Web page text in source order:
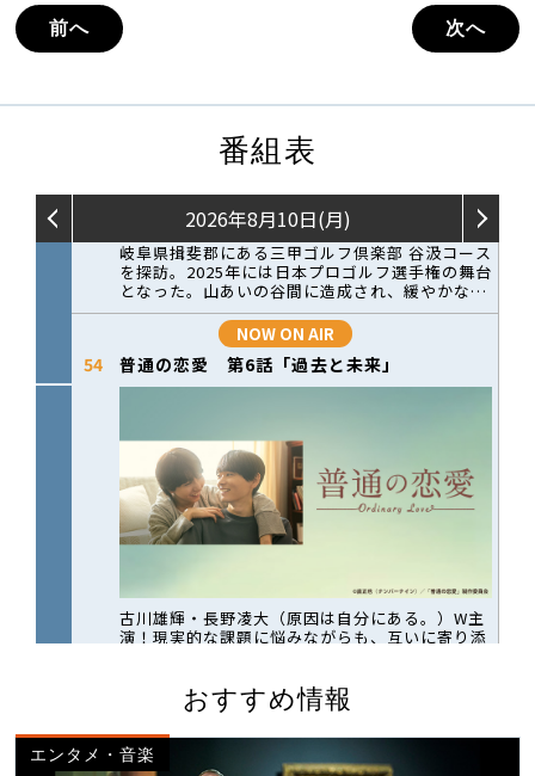
前へ 次へ
番組表
おすすめ情報
エンタメ・音楽